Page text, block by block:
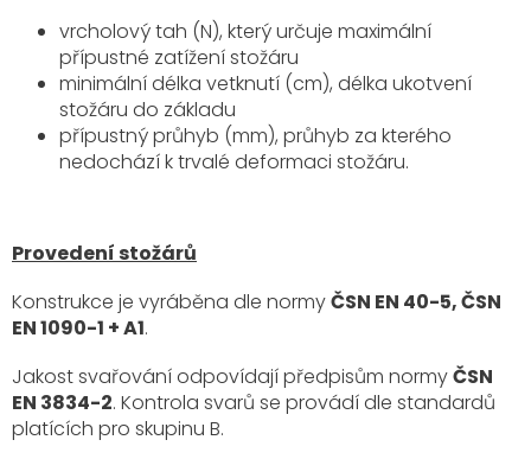
vrcholový tah (N), který určuje maximální
přípustné zatížení stožáru
minimální délka vetknutí (cm), délka ukotvení
stožáru do základu
přípustný průhyb (mm), průhyb za kterého
nedochází k trvalé deformaci stožáru.
Provedení stožárů
Konstrukce je vyráběna dle normyČSN EN 40-5, ČSN
EN 1090-1 + A1.
Jakost svařování odpovídají předpisům normyČSN
EN 3834-2. Kontrola svarů se provádí dle standardů
platících pro skupinu B.